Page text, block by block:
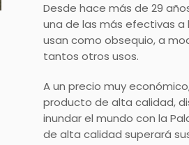
Desde hace más de 29
una de las más efectivas a
usan como obsequio, a
tantos otros usos.
A un precio muy
producto de alta calidad,
inundar el mundo con la
de alta calidad superará